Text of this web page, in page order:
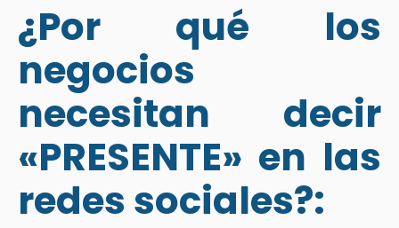
¿Por qué los
negocios
necesitan decir
«PRESENTE» en las
redes sociales?: